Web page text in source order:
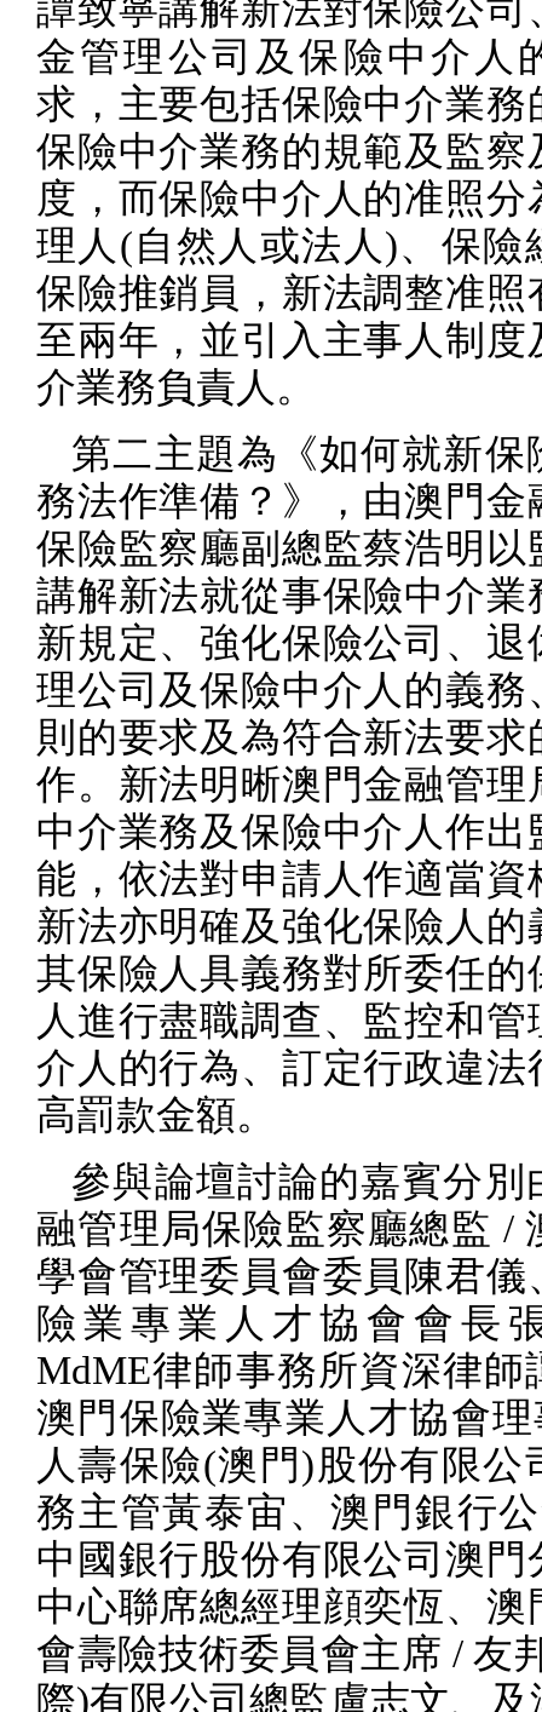
譚致寧講解新法對保險公司
金管理公司及保險中介人
求，主要包括保險中介業務
保險中介業務的規範及監察
度，而保險中介人的准照分
理人 (自然人或法人 )、保險
保險推銷員，新法調整准照
至兩年，並引入主事人制度
介業務負責人。
第二主題為《如何就新保
務法作準備？》，由澳門金
保險監察廳副總監蔡浩明以
講解新法就從事保險中介業
新規定、強化保險公司、退
理公司及保險中介人的義務
則的要求及為符合新法要求
作。新法明晰澳門金融管理
中介業務及保險中介人作出
能，依法對申請人作適當資
新法亦明確及強化保險人的
其保險人具義務對所委任的
人進行盡職調查、監控和管
介人的行為、訂定行政違法
高罰款金額。
參與論壇討論的嘉賓分別
融管理局保險監察廳總監 /
學會管理委員會委員陳君儀
險業專業人才協會會長
MdME律師事務所資深律師
澳門保險業專業人才協會
人壽保險(澳門)股份有限公
務主管黃泰宙、澳門銀行
中國銀行股份有限公司澳門
中心聯席總經理顔奕恆、澳
會壽險技術委員會主席 /友
際)有限公司總監盧志文、及